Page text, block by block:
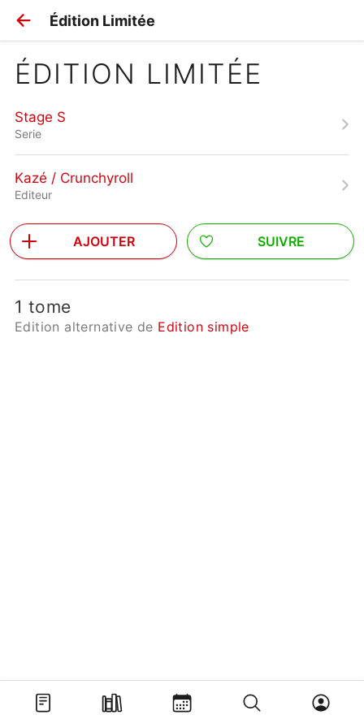
Édition Limitée
ÉDITION LIMITÉE
Stage S
Serie
Kazé / Crunchyroll
Editeur
AJOUTER SUIVRE
1 tome
Edition alternative de Edition simple